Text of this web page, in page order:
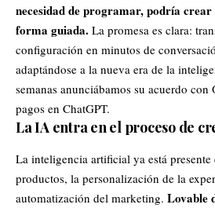
necesidad de programar, podría
forma guiada. La promesa es clara:
configuración en minutos de
adaptándose a la nueva era de la
semanas anunciábamos su acuerdo con
pagos en ChatGPT.
La IA entra en el proceso de
La inteligencia artificial ya está presente
productos, la personalización de la
automatización del marketing. Lovable